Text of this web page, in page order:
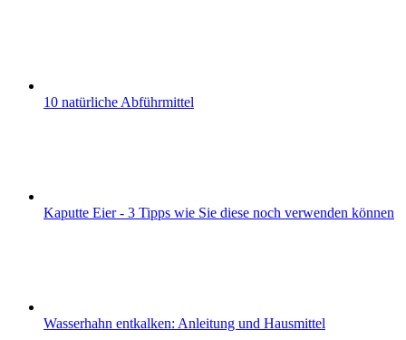
10 natürliche Abführmittel
Kaputte Eier - 3 Tipps wie Sie diese noch verwenden können
Wasserhahn entkalken: Anleitung und Hausmittel